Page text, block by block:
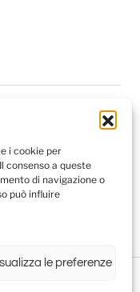
i cookie per
consenso a queste
di navigazione o
può influire
le preferenze
- Società Benefit